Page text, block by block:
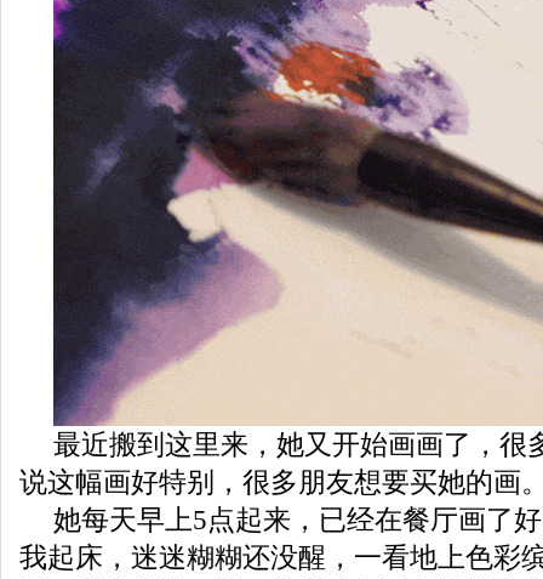
最近搬到这里来，她又开始画画了，很
说这幅画好特别，很多朋友想要买她的画
她每天早上5点起来，已经在餐厅画了
我起床，迷迷糊糊还没醒，一看地上色彩